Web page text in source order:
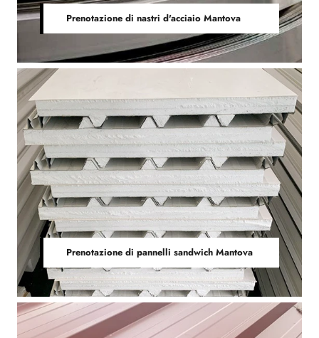
Prenotazione di nastri d'acciaio Mantova
Prenotazione di pannelli sandwich Mantova